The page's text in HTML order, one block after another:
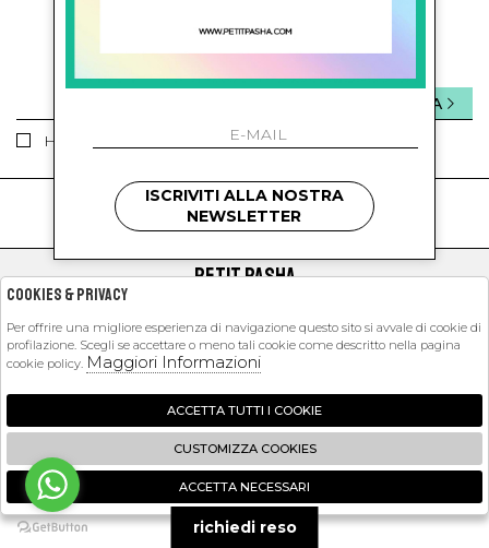
ISCRIVITI ALLA NEWSLETTER
Ho letto ed accettato le condizioni sulla privacy.
INVIA
kids
PETIT PASHA
EXTRA
2026 Petit Pasha - P.iva : 09423341214 Powered by
Zucchetti
🍪
ISCRIVITI ALLA NOSTRA
NEWSLETTER
richiedi reso
Cookies & Privacy
Per offrire una migliore esperienza di navigazione questo sito si avvale di cookie di
profilazione. Scegli se accettare o meno tali cookie come descritto nella pagina
cookie policy. Maggiori Informazioni
ACCETTA TUTTI I COOKIE
CUSTOMIZZA COOKIES
ACCETTA NECESSARI